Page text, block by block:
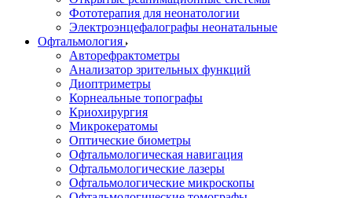
Фототерапия для неонатологии
Электроэнцефалографы неонатальные
Офтальмология
Авторефрактометры
Анализатор зрительных функций
Диоптриметры
Корнеальные топографы
Криохирургия
Микрокератомы
Оптические биометры
Офтальмологическая навигация
Офтальмологические лазеры
Офтальмологические микроскопы